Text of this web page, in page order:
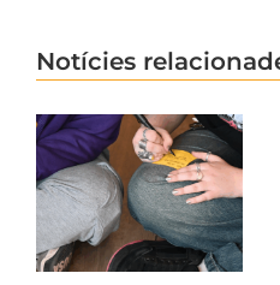
Notícies